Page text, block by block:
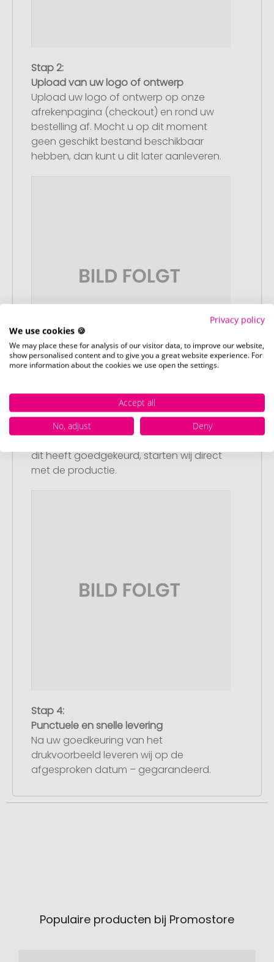
Stap 2:
Upload van uw logo of ontwerp
Upload uw logo of ontwerp op onze
afrekenpagina (checkout) en rond uw
bestelling af. Mocht u op dit moment
geen geschikt bestand beschikbaar
hebben, dan kunt u dit later aanleveren.
Stap 3:
Artikelvoorbeeld en goedkeuring
U ontvangt van ons een gratis
dit heeft goedgekeurd, starten wij direct
met de productie.
Stap 4:
Punctuele en snelle levering
Na uw goedkeuring van het
drukvoorbeeld leveren wij op de
afgesproken datum – gegarandeerd.
Populaire producten bij Promostore
Privacy policy
We use cookies 🍪
We may place these for analysis of our visitor data, to improve our website,
show personalised content and to give you a great website experience. For
more information about the cookies we use open the settings.
Accept all
No, adjust
Deny